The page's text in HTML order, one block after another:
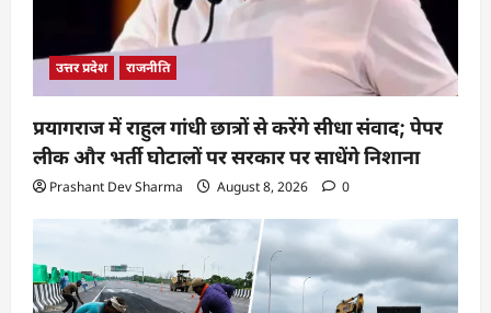
उत्तर प्रदेश राजनीति
प्रयागराज में राहुल गांधी छात्रों से करेंगे सीधा संवाद; पेपर
लीक और भर्ती घोटालों पर सरकार पर साधेंगे निशाना
Prashant Dev Sharma August 8, 2026 0